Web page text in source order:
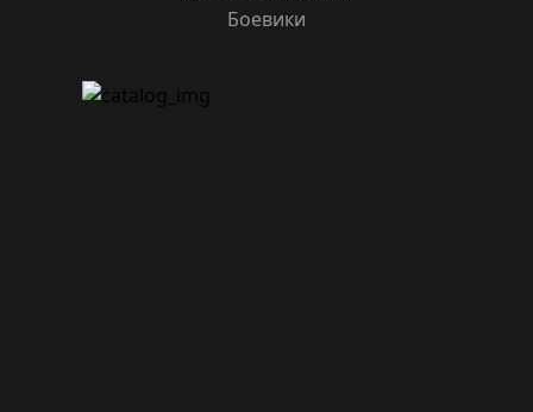
Боевики